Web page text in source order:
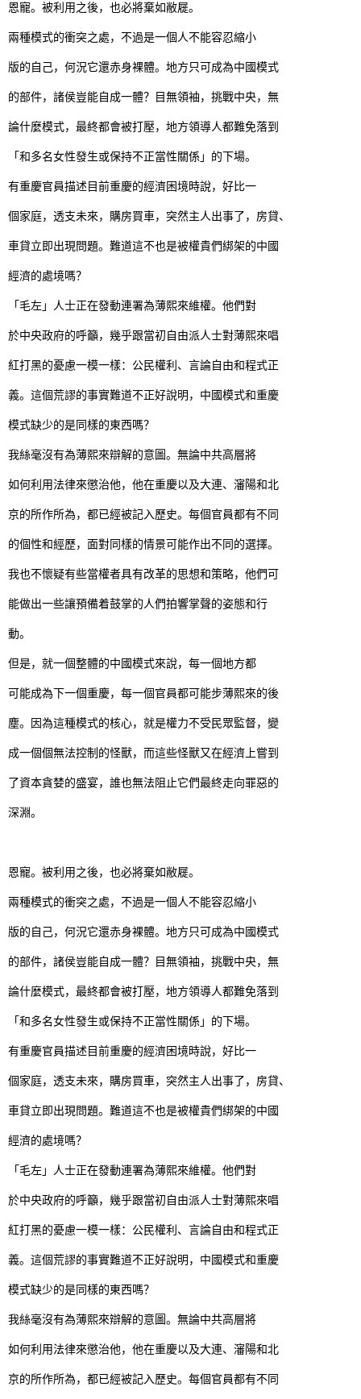
恩寵。被利用之後，也必將棄如敝屣。
兩種模式的衝突之處，不過是一個人不能容忍縮小
版的自己，何況它還赤身裸體。地方只可成為中國模式
的部件，諸侯豈能自成一體？目無領袖，挑戰中央，無
論什麼模式，最終都會被打壓，地方領導人都難免落到
「和多名女性發生或保持不正當性關係」的下場。
有重慶官員描述目前重慶的經濟困境時說，好比一
個家庭，透支未來，購房買車，突然主人出事了，房貸、
車貸立即出現問題。難道這不也是被權貴們綁架的中國
經濟的處境嗎？
「毛左」人士正在發動連署為薄熙來維權。他們對
於中央政府的呼籲，幾乎跟當初自由派人士對薄熙來唱
紅打黑的憂慮一模一樣：公民權利、言論自由和程式正
義。這個荒謬的事實難道不正好說明，中國模式和重慶
模式缺少的是同樣的東西嗎？
我絲毫沒有為薄熙來辯解的意圖。無論中共高層將
如何利用法律來懲治他，他在重慶以及大連、瀋陽和北
京的所作所為，都已經被記入歷史。每個官員都有不同
的個性和經歷，面對同樣的情景可能作出不同的選擇。
我也不懷疑有些當權者具有改革的思想和策略，他們可
能做出一些讓預備着鼓掌的人們拍響掌聲的姿態和行
動。
但是，就一個整體的中國模式來說，每一個地方都
可能成為下一個重慶，每一個官員都可能步薄熙來的後
塵。因為這種模式的核心，就是權力不受民眾監督，變
成一個個無法控制的怪獸，而這些怪獸又在經濟上嘗到
了資本貪婪的盛宴，誰也無法阻止它們最終走向罪惡的
深淵。
恩寵。被利用之後，也必將棄如敝屣。
兩種模式的衝突之處，不過是一個人不能容忍縮小
版的自己，何況它還赤身裸體。地方只可成為中國模式
的部件，諸侯豈能自成一體？目無領袖，挑戰中央，無
論什麼模式，最終都會被打壓，地方領導人都難免落到
「和多名女性發生或保持不正當性關係」的下場。
有重慶官員描述目前重慶的經濟困境時說，好比一
個家庭，透支未來，購房買車，突然主人出事了，房貸、
車貸立即出現問題。難道這不也是被權貴們綁架的中國
經濟的處境嗎？
「毛左」人士正在發動連署為薄熙來維權。他們對
於中央政府的呼籲，幾乎跟當初自由派人士對薄熙來唱
紅打黑的憂慮一模一樣：公民權利、言論自由和程式正
義。這個荒謬的事實難道不正好說明，中國模式和重慶
模式缺少的是同樣的東西嗎？
我絲毫沒有為薄熙來辯解的意圖。無論中共高層將
如何利用法律來懲治他，他在重慶以及大連、瀋陽和北
京的所作所為，都已經被記入歷史。每個官員都有不同